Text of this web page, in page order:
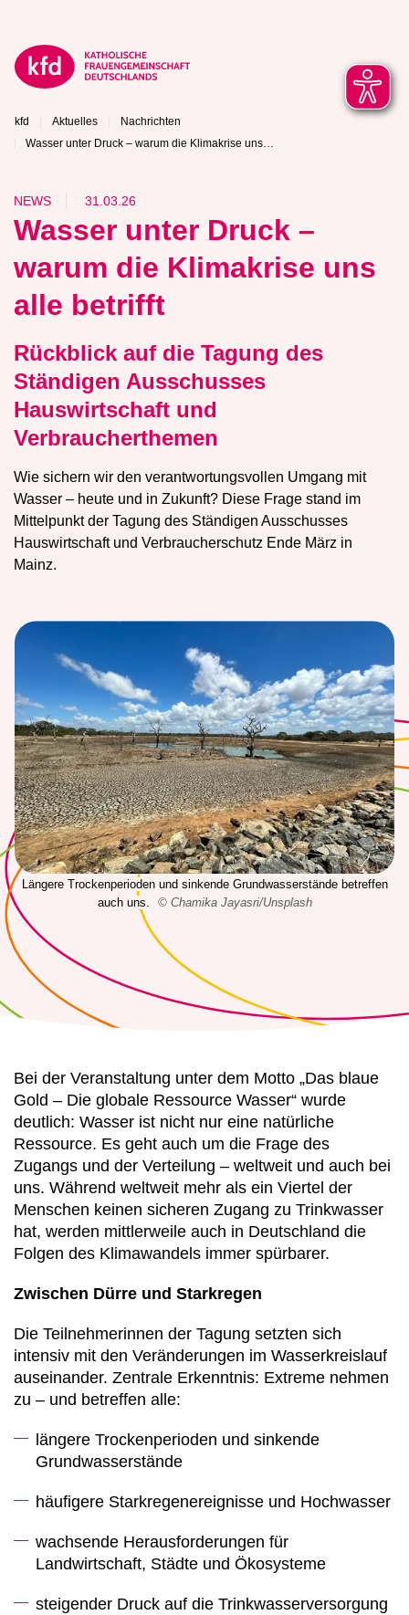
kfd Aktuelles
Nachrichten
Wasser unter Druck – warum die Klimakrise uns…
NEWS 31.03.26
Wasser unter Druck –
warum die Klimakrise uns
alle betrifft
Rückblick auf die Tagung des
Ständigen Ausschusses
Hauswirtschaft und
Verbraucherthemen
Wie sichern wir den verantwortungsvollen Umgang mit
Wasser – heute und in Zukunft? Diese Frage stand im
Mittelpunkt der Tagung des Ständigen Ausschusses
Hauswirtschaft und Verbraucherschutz Ende März in
Mainz.
Längere Trockenperioden und sinkende Grundwasserstände betreffen
auch uns.
© Chamika Jayasri/Unsplash
Bei der Veranstaltung unter dem Motto „Das blaue
Gold – Die globale Ressource Wasser“ wurde
deutlich: Wasser ist nicht nur eine natürliche
Ressource. Es geht auch um die Frage des
Zugangs und der Verteilung – weltweit und auch bei
uns. Während weltweit mehr als ein Viertel der
Menschen keinen sicheren Zugang zu Trinkwasser
hat, werden mittlerweile auch in Deutschland die
Folgen des Klimawandels immer spürbarer.
Zwischen Dürre und Starkregen
Die Teilnehmerinnen der Tagung setzten sich
intensiv mit den Veränderungen im Wasserkreislauf
auseinander. Zentrale Erkenntnis: Extreme nehmen
zu – und betreffen alle:
längere Trockenperioden und sinkende
Grundwasserstände
häufigere Starkregenereignisse und Hochwasser
wachsende Herausforderungen für
Landwirtschaft, Städte und Ökosysteme
steigender Druck auf die Trinkwasserversorgung